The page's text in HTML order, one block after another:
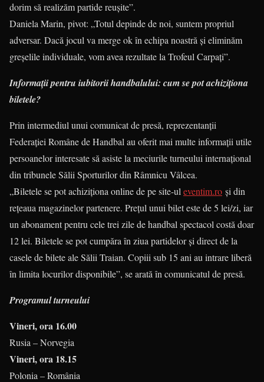
dorim să realizăm partide reușite”.
Daniela Marin, pivot: „Totul depinde de noi, suntem propriul
adversar. Dacă jocul va merge ok în echipa noastră și eliminăm
greșelile individuale, vom avea rezultate la Trofeul Carpați”.
Informații pentru iubitorii handbalului: cum se pot achiziționa
biletele?
Prin intermediul unui comunicat de presă, reprezentanții
Federației Române de Handbal au oferit mai multe informații utile
persoanelor interesate să asiste la meciurile turneului internațional
din tribunele Sălii Sporturilor din Râmnicu Vâlcea.
„Biletele se pot achiziționa online de pe site-ul eventim.ro și din
rețeaua magazinelor partenere. Prețul unui bilet este de 5 lei/zi, iar
un abonament pentru cele trei zile de handbal spectacol costă doar
12 lei. Biletele se pot cumpăra în ziua partidelor și direct de la
casele de bilete ale Sălii Traian. Copiii sub 15 ani au intrare liberă
în limita locurilor disponibile”, se arată în comunicatul de presă.
Programul turneului
Vineri, ora 16.00
Rusia – Norvegia
Vineri, ora 18.15
Polonia – România